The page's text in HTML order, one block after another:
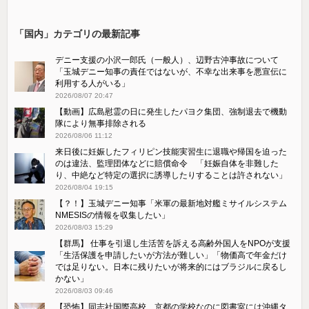
「国内」カテゴリの最新記事
デニー支援の小沢一郎氏（一般人）、辺野古沖事故について
「玉城デニー知事の責任ではないが、不幸な出来事を悪宣伝に
利用する人がいる」
2026/08/07 20:47
【動画】広島慰霊の日に発生したパヨク集団、強制退去で機動
隊により無事排除される
2026/08/06 11:12
来日後に妊娠したフィリピン技能実習生に退職や帰国を迫った
のは違法、監理団体などに賠償命令 「妊娠自体を非難した
り、中絶など特定の選択に誘導したりすることは許されない」
2026/08/04 19:15
【？！】玉城デニー知事「米軍の最新地対艦ミサイルシステム
NMESISの情報を収集したい」
2026/08/03 15:29
【群馬】 仕事を引退し生活苦を訴える高齢外国人をNPOが支援
「生活保護を申請したいが方法が難しい」「物価高で年金だけ
では足りない。日本に残りたいが将来的にはブラジルに戻るし
かない」
2026/08/03 09:46
【恐怖】同志社国際高校、京都の学校なのに図書室には沖縄タ